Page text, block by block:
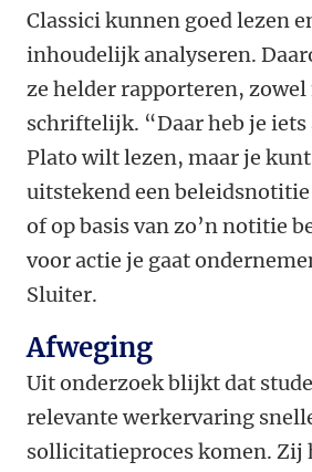
Classici kunnen goed lezen
inhoudelijk analyseren.
ze helder rapporteren,
schriftelijk. “Daar heb je iets
Plato wilt lezen, maar je
uitstekend een
of op basis van zo’n notitie
voor actie je gaat
Sluiter.
Afweging
Uit onderzoek blijkt dat
relevante werkervaring
sollicitatieproces komen. Zij